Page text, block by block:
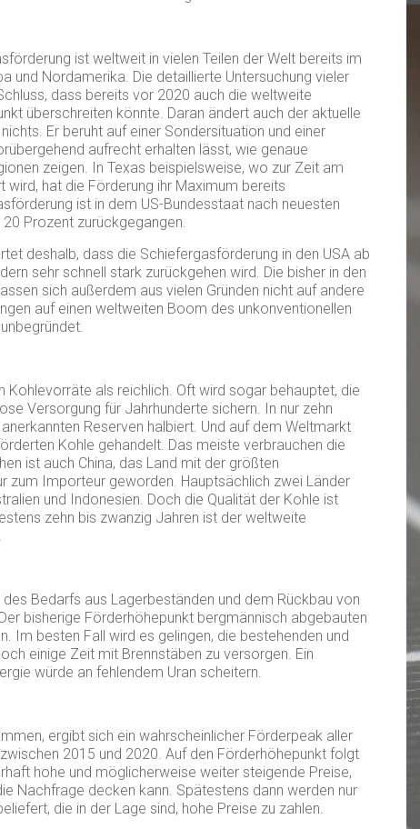
ist weltweit in vielen Teilen der Welt bereits im
und Nordamerika. Die detaillierte Untersuchung vieler
dass bereits vor 2020 auch die weltweite
überschreiten könnte. Daran ändert auch der aktuelle
Er beruht auf einer Sondersituation und einer
aufrecht erhalten lässt, wie genaue
zeigen. In Texas beispielsweise, wo zur Zeit am
hat die Förderung ihr Maximum bereits
ist in dem US-Bundesstaat nach neuesten
Prozent zurückgegangen.
deshalb, dass die Schiefergasförderung in den USA ab
sehr schnell stark zurückgehen wird. Die bisher in den
sich außerdem aus vielen Gründen nicht auf andere
auf einen weltweiten Boom des unkonventionellen
Kohlevorräte als reichlich. Oft wird sogar behauptet, die
Versorgung für Jahrhunderte sichern. In nur zehn
Reserven halbiert. Und auf dem Weltmarkt
Kohle gehandelt. Das meiste verbrauchen die
ist auch China, das Land mit der größten
zum Importeur geworden. Hauptsächlich zwei Länder
und Indonesien. Doch die Qualität der Kohle ist
zehn bis zwanzig Jahren ist der weltweite
des Bedarfs aus Lagerbeständen und dem Rückbau von
bisherige Förderhöhepunkt bergmännisch abgebauten
Im besten Fall wird es gelingen, die bestehenden und
einige Zeit mit Brennstäben zu versorgen. Ein
würde an fehlendem Uran scheitern.
ergibt sich ein wahrscheinlicher Förderpeak aller
2015 und 2020. Auf den Förderhöhepunkt folgt
hohe und möglicherweise weiter steigende Preise,
Nachfrage decken kann. Spätestens dann werden nur
die in der Lage sind, hohe Preise zu zahlen.